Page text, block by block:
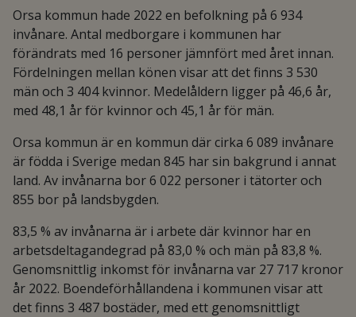
Orsa kommun hade 2022 en befolkning på 6 934
invånare. Antal medborgare i kommunen har
förändrats med 16 personer jämnfört med året innan.
Fördelningen mellan könen visar att det finns 3 530
män och 3 404 kvinnor. Medelåldern ligger på 46,6 år,
med 48,1 år för kvinnor och 45,1 år för män.
Orsa kommun är en kommun där cirka 6 089 invånare
är födda i Sverige medan 845 har sin bakgrund i annat
land. Av invånarna bor 6 022 personer i tätorter och
855 bor på landsbygden.
83,5 % av invånarna är i arbete där kvinnor har en
arbetsdeltagandegrad på 83,0 % och män på 83,8 %.
Genomsnittlig inkomst för invånarna var 27 717 kronor
år 2022. Boendeförhållandena i kommunen visar att
det finns 3 487 bostäder, med ett genomsnittligt